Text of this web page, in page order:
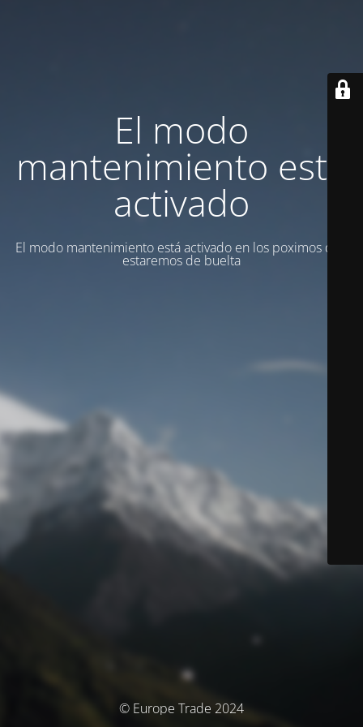
El modo
mantenimiento está
activado
El modo mantenimiento está activado en los poximos dias
estaremos de buelta
© Europe Trade 2024